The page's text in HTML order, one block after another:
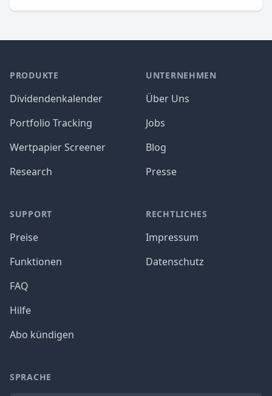
PRODUKTE
Dividendenkalender
Portfolio Tracking
Wertpapier Screener
Research
SUPPORT
Preise
Funktionen
FAQ
Hilfe
Abo kündigen
UNTERNEHMEN
Über Uns
Jobs
Blog
Presse
RECHTLICHES
Impressum
Datenschutz
SPRACHE